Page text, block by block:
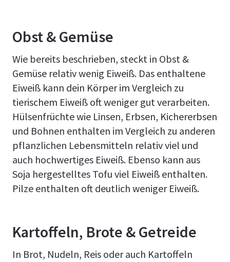
Obst & Gemüse
Wie bereits beschrieben, steckt in Obst &
Gemüse relativ wenig Eiweiß. Das enthaltene
Eiweiß kann dein Körper im Vergleich zu
tierischem Eiweiß oft weniger gut verarbeiten.
Hülsenfrüchte wie Linsen, Erbsen, Kichererbsen
und Bohnen enthalten im Vergleich zu anderen
pflanzlichen Lebensmitteln relativ viel und
auch hochwertiges Eiweiß. Ebenso kann aus
Soja hergestelltes Tofu viel Eiweiß enthalten.
Pilze enthalten oft deutlich weniger Eiweiß.
Kartoffeln, Brote & Getreide
In Brot, Nudeln, Reis oder auch Kartoffeln